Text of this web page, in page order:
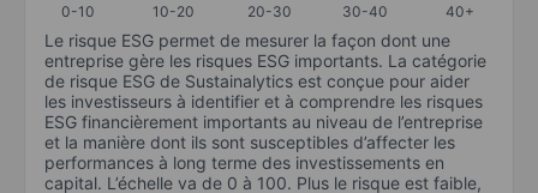
0-10 10-20 20-30 30-40 40+
Le risque ESG permet de mesurer la façon dont une
entreprise gère les risques ESG importants. La catégorie
de risque ESG de Sustainalytics est conçue pour aider
les investisseurs à identifier et à comprendre les risques
ESG financièrement importants au niveau de l’entreprise
et la manière dont ils sont susceptibles d’affecter les
performances à long terme des investissements en
capital. L’échelle va de 0 à 100. Plus le risque est faible,